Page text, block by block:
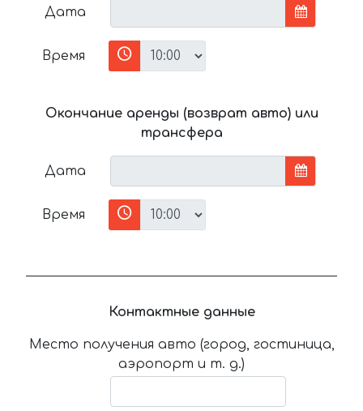
Дата
Время
Окончание аренды (возврат авто) или
трансфера
Дата
Время
Контактные данные
Место получения авто (город, гостиница,
аэропорт и т. д.)